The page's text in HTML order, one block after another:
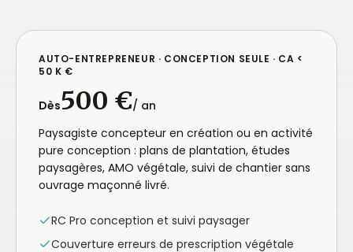
AUTO-ENTREPRENEUR · CONCEPTION SEULE · CA <
50 K €
Dès500 €/ an
Paysagiste concepteur en création ou en activité
pure conception : plans de plantation, études
paysagères, AMO végétale, suivi de chantier sans
ouvrage maçonné livré.
RC Pro conception et suivi paysager
Couverture erreurs de prescription végétale